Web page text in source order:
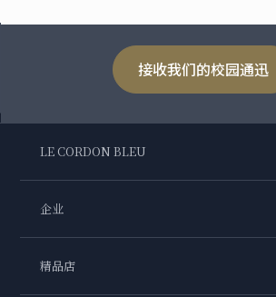
接收我们的校园通迅
LE CORDON BLEU
企业
精品店